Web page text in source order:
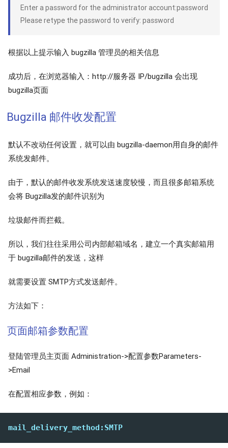
Enter a password for the administrator account:password
Please retype the password to verify: password
根据以上提示输入 bugzilla 管理员的相关信息
成功后，在浏览器输入：http://服务器 IP/bugzilla 会出现
bugzilla页面
Bugzilla 邮件收发配置
默认不改动任何设置，就可以由 bugzilla-daemon用自身的邮件
系统发邮件。
由于，默认的邮件收发系统发送速度较慢，而且很多邮箱系统
会将 Bugzilla发的邮件识别为
垃圾邮件而拦截。
所以，我们往往采用公司内部邮箱域名，建立一个真实邮箱用
于 bugzilla邮件的发送，这样
就需要设置 SMTP方式发送邮件。
方法如下：
页面邮箱参数配置
登陆管理员主页面 Administration->配置参数Parameters-
>Email
在配置相应参数，例如：
mail_delivery_method:SMTP